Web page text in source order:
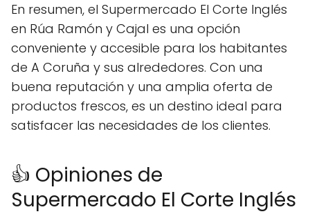
En resumen, el Supermercado El Corte Inglés
en Rúa Ramón y Cajal es una opción
conveniente y accesible para los habitantes
de A Coruña y sus alrededores. Con una
buena reputación y una amplia oferta de
productos frescos, es un destino ideal para
satisfacer las necesidades de los clientes.
👍 Opiniones de
Supermercado El Corte Inglés